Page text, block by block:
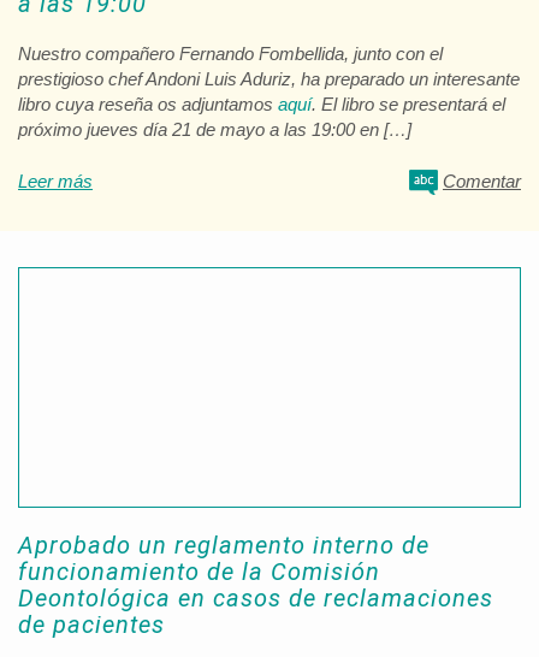
Nuestro compañero Fernando Fombellida, junto con el
prestigioso chef Andoni Luis Aduriz, ha preparado un interesante
libro cuya reseña os adjuntamos aquí. El libro se presentará el
próximo jueves día 21 de mayo a las 19:00 en […]
Leer más Comentar
Aprobado un reglamento interno de
funcionamiento de la Comisión
Deontológica en casos de reclamaciones
de pacientes